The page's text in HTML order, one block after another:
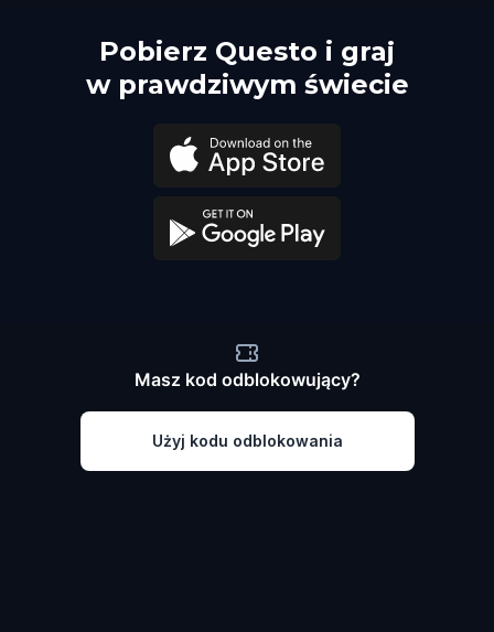
Pobierz Questo i graj
w prawdziwym świecie
Masz kod odblokowujący?
Użyj kodu odblokowania